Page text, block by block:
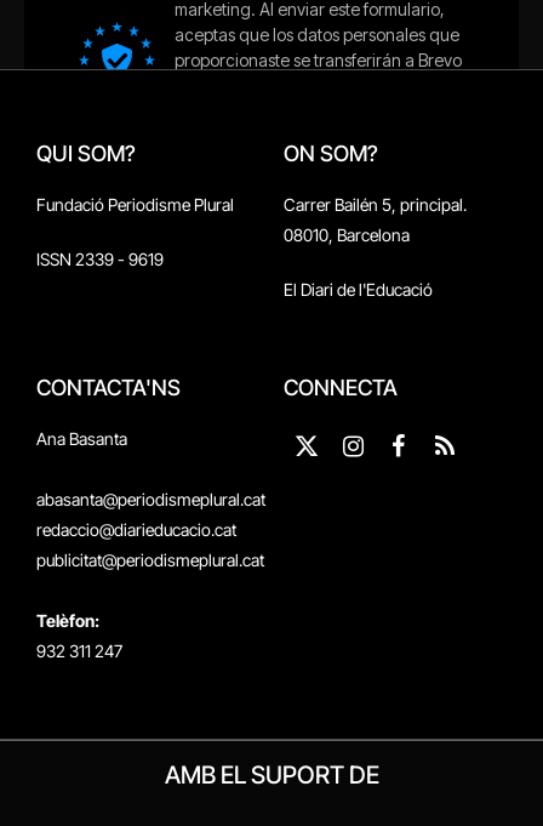
QUI SOM?
Fundació Periodisme Plural
ISSN 2339 - 9619
ON SOM?
Carrer Bailén 5, principal.
08010, Barcelona
El Diari de l'Educació
CONTACTA'NS
Ana Basanta
abasanta@periodismeplural.cat
redaccio@diarieducacio.cat
publicitat@periodismeplural.cat
Telèfon:
932 311 247
CONNECTA
X
Instagram
Facebook
RSS
AMB EL SUPORT DE